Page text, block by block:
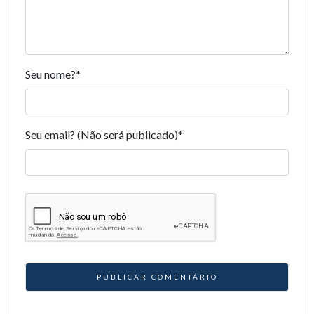
Seu nome?*
Seu email? (Não será publicado)*